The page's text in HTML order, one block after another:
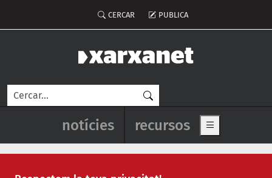
Menú del compte d'usuari
CERCAR PUBLICA
Cerca
Navegació principal de
notícies recursos Show main